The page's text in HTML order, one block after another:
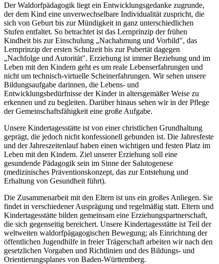
Der Waldorfpädagogik liegt ein Entwicklungsgedanke zugrunde,
der dem Kind eine unverwechselbare Individualität zuspricht, die
sich von Geburt bis zur Mündigkeit in ganz unterschiedlichen
Stufen entfaltet. So betrachtet ist das Lernprinzip der frühen
Kindheit bis zur Einschulung „Nachahmung und Vorbild", das
Lernprinzip der ersten Schulzeit bis zur Pubertät dagegen
„Nachfolge und Autorität". Erziehung ist immer Beziehung und im
Leben mit den Kindern geht es um reale Lebenserfahrungen und
nicht um technisch-virtuelle Scheinerfahrungen. Wir sehen unsere
Bildungsaufgabe darinnen, die Lebens- und
Entwicklungsbedürfnisse der Kinder in altersgemäßer Weise zu
erkennen und zu begleiten. Darüber hinaus sehen wir in der Pflege
der Gemeinschaftsfähigkeit eine große Aufgabe.
Unsere Kindertagesstätte ist von einer christlichen Grundhaltung
geprägt, die jedoch nicht konfessionell gebunden ist. Die Jahresfeste
und der Jahreszeitenlauf haben einen wichtigen und festen Platz im
Leben mit den Kindern. Ziel unserer Erziehung soll eine
gesundende Pädagogik sein im Sinne der Salutogenese
(medizinisches Präventionskonzept, das zur Entstehung und
Erhaltung von Gesundheit führt).
Die Zusammenarbeit mit den Eltern ist uns ein großes Anliegen. Sie
findet in verschiedener Ausprägung und regelmäßig statt. Eltern und
Kindertagesstätte bilden gemeinsam eine Erziehungspartnerschaft,
die sich gegenseitig bereichert. Unsere Kindertagesstätte ist Teil der
weltweiten waldorfpägagogischen Bewegung; als Einrichtung der
öffentlichen Jugendhilfe in freier Trägerschaft arbeiten wir nach den
gesetzlichen Vorgaben und Richtlinien und des Bildungs- und
Orientierungsplanes von Baden-Württemberg.